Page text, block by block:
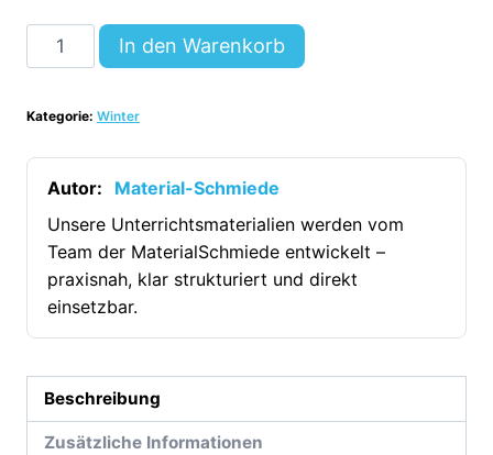
Mini-
Heft:
-
1.
Klasse
(25
Arbeitsblätter)
[Digital]
Menge
In den Warenkorb
Kategorie: Winter
Autor:
Material-Schmiede
Unsere Unterrichtsmaterialien werden vom
Team der MaterialSchmiede entwickelt –
praxisnah, klar strukturiert und direkt
einsetzbar.
Beschreibung
Zusätzliche Informationen